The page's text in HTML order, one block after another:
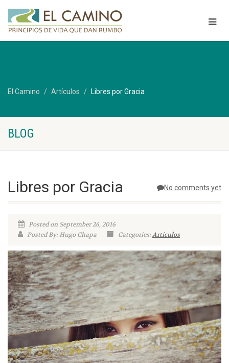
El Camino Artículos Libres por Gracia
BLOG
No comments yet
Libres por Gracia
Posted on September 26, 2016
Posted By: Hugo Chapa
Categories:Artículos